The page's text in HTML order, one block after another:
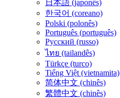
日本語 (japonês)
한국어 (coreano)
Polski (polonês)
Português (português)
Русский (russo)
ไทย (tailandês)
Türkçe (turco)
Tiếng Việt (vietnamita)
简体中文 (chinês)
繁體中文 (chinês)